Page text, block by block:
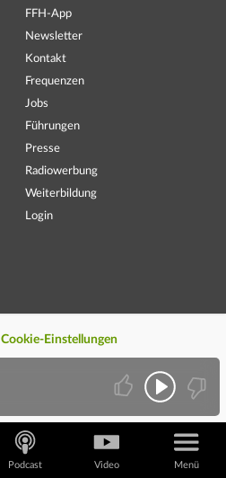
FFH-App
Newsletter
Kontakt
Frequenzen
Jobs
Führungen
Presse
Radiowerbung
Weiterbildung
Login
Cookie-Einstellungen
Podcast Video Menü